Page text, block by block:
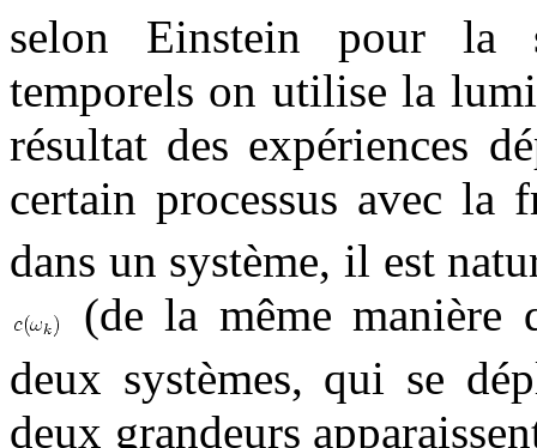
selon Einstein pour la
temporels on utilise la
résultat des expériences
certain processus avec la
dans un système, il est
(de la même manière
deux systèmes, qui se
deux grandeurs